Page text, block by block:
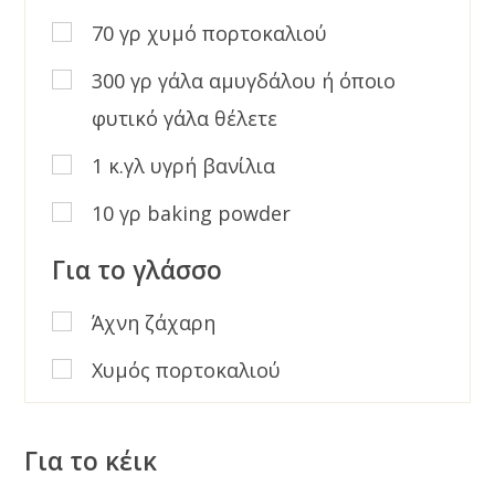
70 γρ χυμό πορτοκαλιού
300 γρ γάλα αμυγδάλου ή όποιο
φυτικό γάλα θέλετε
1 κ.γλ υγρή βανίλια
10 γρ baking powder
Για το γλάσσο
Άχνη ζάχαρη
Χυμός πορτοκαλιού
Για το κέικ